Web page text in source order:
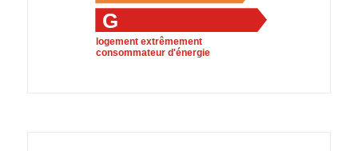
G
logement extrêmement
consommateur d'énergie